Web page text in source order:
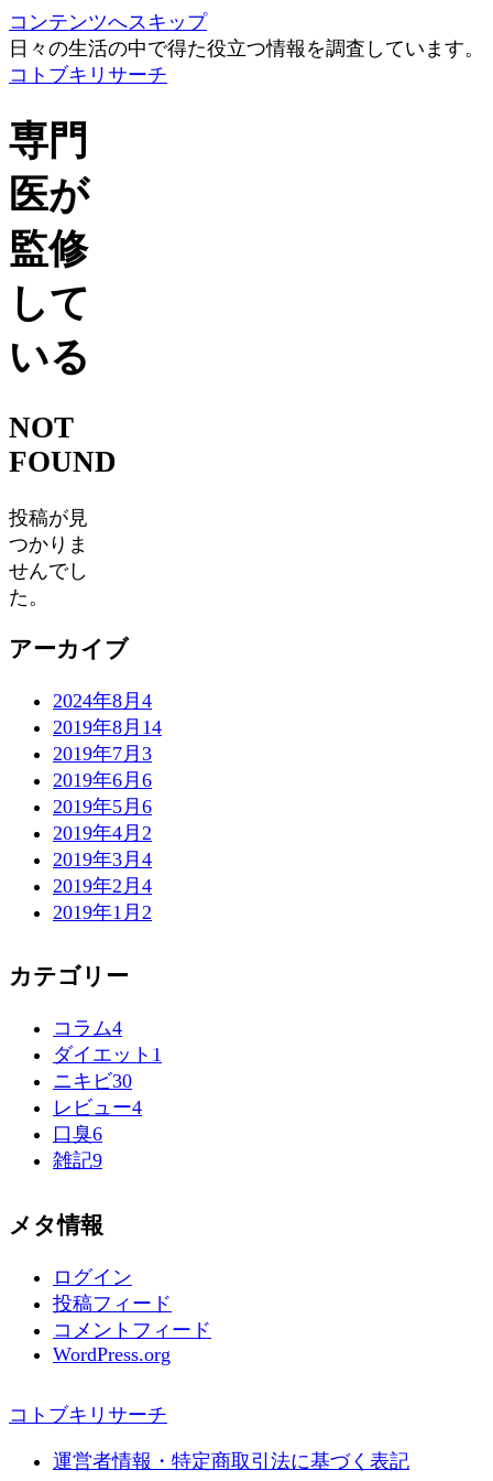
コンテンツへスキップ
日々の生活の中で得た役立つ情報を調査しています。
コトブキリサーチ
専門
医が
監修
して
いる
NOT
FOUND
投稿が見
つかりま
せんでし
た。
アーカイブ
2024年8月 4
2019年8月 14
2019年7月 3
2019年6月 6
2019年5月 6
2019年4月 2
2019年3月 4
2019年2月 4
2019年1月 2
カテゴリー
コラム4
ダイエット 1
ニキビ30
レビュー4
口臭6
雑記9
メタ情報
ログイン
投稿フィード
コメントフィード
WordPress.org
コトブキリサーチ
運営者情報・特定商取引法に基づく表記